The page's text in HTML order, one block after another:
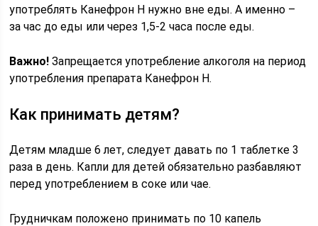
употреблять Канефрон Н нужно вне еды. А именно –
за час до еды или через 1,5-2 часа после еды.
Важно!Запрещается употребление алкоголя на период
употребления препарата Канефрон Н.
Как принимать детям?
Детям младше 6 лет, следует давать по 1 таблетке 3
раза в день. Капли для детей обязательно разбавляют
перед употреблением в соке или чае.
Грудничкам положено принимать по 10 капель